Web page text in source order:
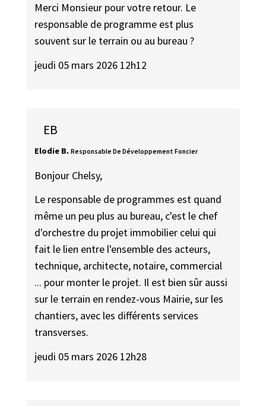
Merci Monsieur pour votre retour. Le
responsable de programme est plus
souvent sur le terrain ou au bureau ?
jeudi 05 mars 2026 12h12
EB
Elodie B. Responsable De Développement Foncier
Bonjour Chelsy,
Le responsable de programmes est quand
même un peu plus au bureau, c'est le chef
d'orchestre du projet immobilier celui qui
fait le lien entre l'ensemble des acteurs,
technique, architecte, notaire, commercial
... pour monter le projet. Il est bien sûr aussi
sur le terrain en rendez-vous Mairie, sur les
chantiers, avec les différents services
transverses.
jeudi 05 mars 2026 12h28